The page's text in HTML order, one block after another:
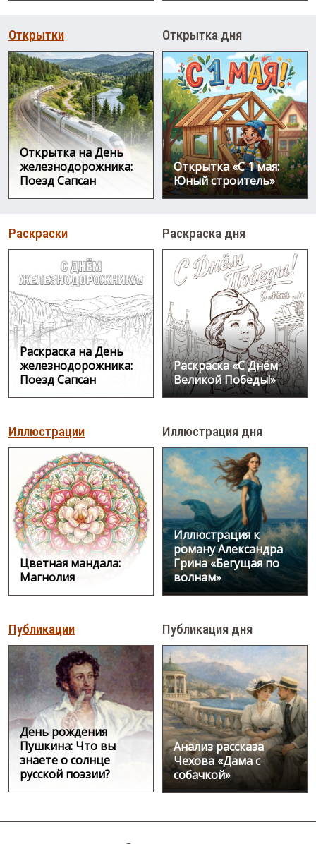
Открытки
Открытка на День
железнодорожника:
Поезд Сапсан
Открытка дня
Открытка «С 1 мая:
Юный строитель»
Раскраски
Раскраска на День
железнодорожника:
Поезд Сапсан
Раскраска дня
Раскраска «С Днём
Великой Победы!»
Иллюстрации
Цветная мандала:
Магнолия
Иллюстрация дня
Иллюстрация к
роману Александра
Грина «Бегущая по
волнам»
Публикации
День рождения
Пушкина: Что вы
знаете о солнце
русской поэзии?
Публикация дня
Анализ рассказа
Чехова «Дама с
собачкой»